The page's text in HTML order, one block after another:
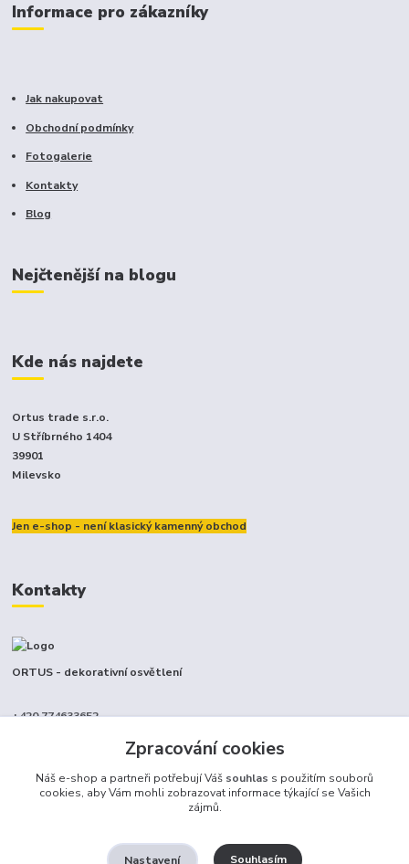
Informace pro zákazníky
Jak nakupovat
Obchodní podmínky
Fotogalerie
Kontakty
Blog
Nejčtenější na blogu
Kde nás najdete
Ortus trade s.r.o.
U Stříbrného 1404
39901
Milevsko
Jen e-shop - není klasický kamenný obchod
Kontakty
ORTUS - dekorativní osvětlení
+420 774633652
Zpracování cookies
Náš e-shop a partneři potřebují Váš souhlas s použitím souborů
cookies, aby Vám mohli zobrazovat informace týkající se Vašich
zájmů.
Nastavení Souhlasím